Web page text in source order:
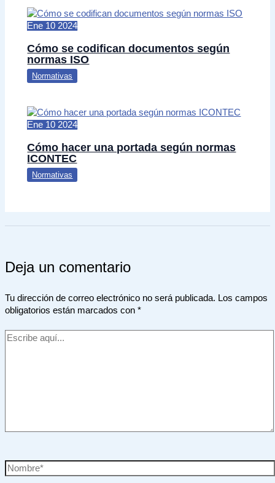
Ene 10 2024
Cómo se codifican documentos según
normas ISO
Normativas
Ene 10 2024
Cómo hacer una portada según normas
ICONTEC
Normativas
Deja un comentario
Tu dirección de correo electrónico no será publicada. Los campos
obligatorios están marcados con *
Escribe
Nombre*